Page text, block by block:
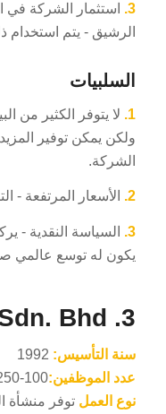
3.
استثمار الشركة في
الرشيق - يتم استخدام
السلبيات
1. لا يتوفر الكثير من
ولكن يمكن توفير
الشركة.
2. الأسعار المرتفعة -
3.
السياسة النقدية -
يكون له توسع عالمي
3. Glasfil Polymer Sdn. Bhd
سنة التأسيس:
عدد الموظفين:100-250
نوع العمل توفر منشأة